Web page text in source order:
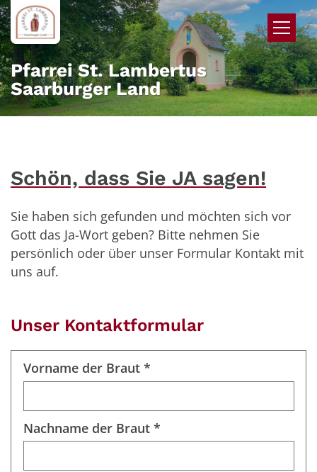
Zum Inhalt springen
Pfarrei St. Lambertus
Saarburger Land
Schön, dass Sie JA sagen!
Sie haben sich gefunden und möchten sich vor
Gott das Ja-Wort geben? Bitte nehmen Sie
persönlich oder über unser Formular Kontakt mit
uns auf.
Unser Kontaktformular
Vorname der Braut *
Nachname der Braut *